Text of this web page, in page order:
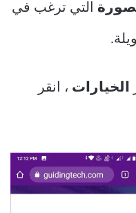
التي ترغب في
الخيارات ، انقر